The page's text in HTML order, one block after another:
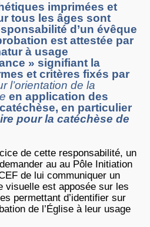
imprimées et
tous les âges sont
d’un évêque
est attestée par
à usage
» signifiant la
et critères fixés par
l’orientation de la
en application des
en particulier
pour la catéchèse de
de cette responsabilité, un
au au Pôle Initiation
de lui communiquer un
visuelle est apposée sur les
permettant d’identifier sur
de l’Église à leur usage